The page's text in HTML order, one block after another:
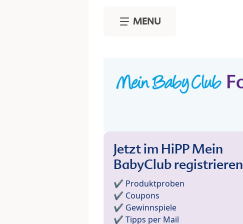
MENU
Jetzt im HiPP Mein
BabyClub registrieren
✔️ Produktproben
✔️ Coupons
✔️ Gewinnspiele
✔️ Tipps per Mail